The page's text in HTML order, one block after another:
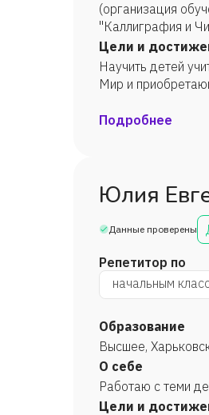
(организация обучения
"Каллиграфия и
арифметика
Цели и
Научить детей учиться! Мои ученики - весёлые непоседы, с
Подробнее
Юлия
Данные проверены
Репетитор по
начальным
Образование
Высшее,
О себе
Цели и